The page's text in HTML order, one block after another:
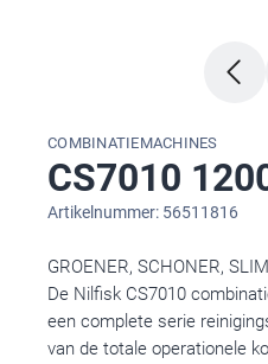
COMBINATIEMACHINES
CS7010
Artikelnummer: 56511816
GROENER, SCHONER,
De Nilfisk CS7010
een complete serie
van de totale operationele